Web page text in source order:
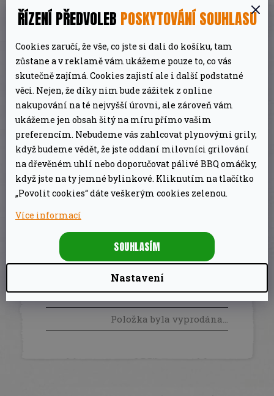
ŘÍZENÍ PŘEDVOLEB POSKYTOVÁNÍ SOUHLASU
Cookies zaručí, že vše, co jste si dali do košíku, tam
zůstane a v reklamě vám ukážeme pouze to, co vás
skutečně zajímá. Cookies zajistí ale i další podstatné
věci. Nejen, že díky nim bude zážitek z online
nakupování na té nejvyšší úrovni, ale zároveň vám
ukážeme jen obsah šitý na míru přímo vašim
preferencím. Nebudeme vás zahlcovat plynovými grily,
když budeme vědět, že jste oddaní milovníci grilování
na dřevěném uhlí nebo doporučovat pálivé BBQ omáčky,
když jste na ty jemné bylinkové. Kliknutím na tlačítko
„Povolit cookies“ dáte veškerým cookies zelenou.
Více informací
Nastavení
SOUHLASÍM
stojan a zvenku získá křupavou, zlatohnědou
kůrku, zatímco maso uvnitř bude krásně
šťavnaté. A kdybyste chtěli přidat další
chuťový akcent… Naplňte keramický stojan
pivem, vínem, ciderem a nebo bylinkami.
Drůbež ve vašem podání tak bude dokonalá,
navíc téměř bez námahy. Když přidáte některý
z nápojů do stojanu Ceramic Poultry Roaster,
chuť piva, vína nebo i likéru pronikne do kuřete,
které tak bude ještě lahodnější.
DOPLŇKOVÉ PARAMETRY
Kategorie:
Nádobí na gril, pánve,
EAN:
8713058144764
Položka byla vyprodána…